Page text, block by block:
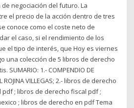
negociación del futuro. La
el precio de la acción dentro de tres
conoce como el coste neto de
el caso, si el rendimiento de los
el tipo de interés, que Hoy es viernes
una colección de 5 libros de derecho
SUMARIO: 1.- COMPENDIO DE
ROJINA VILLEGAS; 2.- libros de derecho
; libros de derecho fiscal pdf ;
; libros de derecho en pdf Tema